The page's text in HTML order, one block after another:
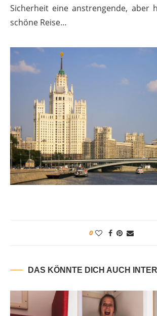
Sicherheit eine anstrengende, aber
schöne Reise…
0
DAS KÖNNTE DICH AUCH